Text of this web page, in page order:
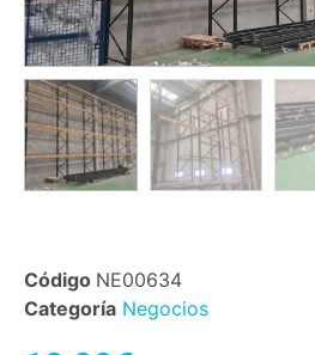
Código NE00634
Categoría Negocios